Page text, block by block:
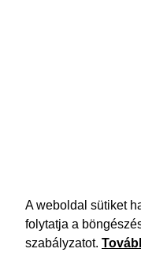
A weboldal sütiket
folytatja a
szabályzatot.